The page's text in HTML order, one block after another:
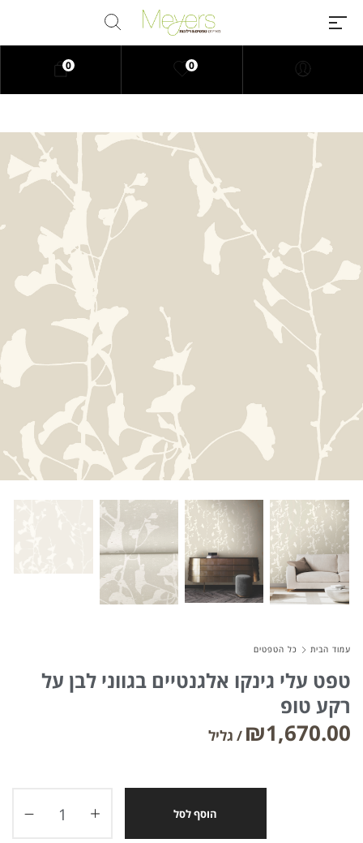
Millions of people around the
world visit Envato to buy and sell
creative assets, use smart design
templates, learn creative skills or
even hire freelancers. With an
industry-leading marketplace
paired with an unlimited
subscription service, Envato
helps creatives like you get
projects done faster.
About Envato
Careers
Sitemap
Community
Blog
Meetups
0
0
עמוד הבית כל הטפטים
טפט עלי גינקו אלגנטיים בגווני לבן על
רקע טופ
₪1,670.00
הוסף לסל